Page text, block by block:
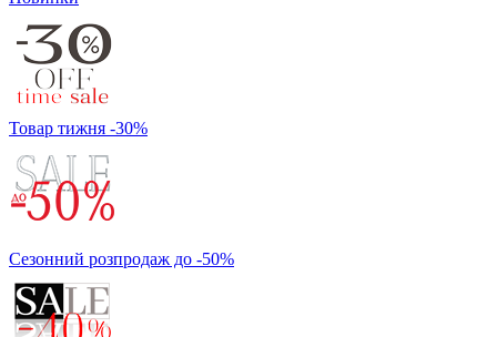
Товар тижня -30%
Сезонний розпродаж до -50%